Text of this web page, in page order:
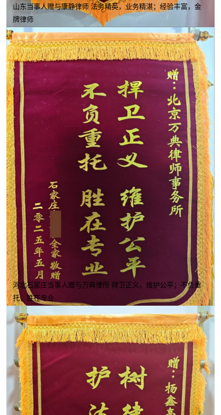
山东当事人赠与康静律师 法务精英，业务精湛；经验丰富，金
牌律师
河北石家庄当事人赠与万典律所 捍卫正义，维护公平；不负重
托，胜在专业